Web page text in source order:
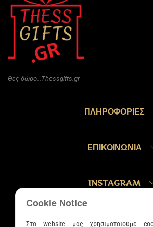
Θες δώρο...Thessgifts.gr
ΠΛΗΡΟΦΟΡΊΕΣ
ΕΠΙΚΟΙΝΩΝΊΑ
INSTAGRAM
Cookie Notice
Στο website μας χρησιμοποιούμε